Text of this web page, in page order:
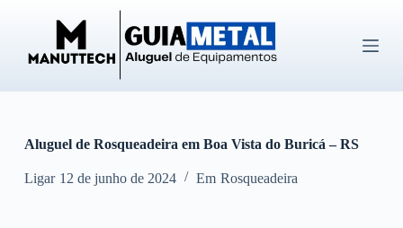
Aluguel de Rosqueadeira em Boa Vista do Buricá – RS
Ligar 12 de junho de 2024 Em Rosqueadeira